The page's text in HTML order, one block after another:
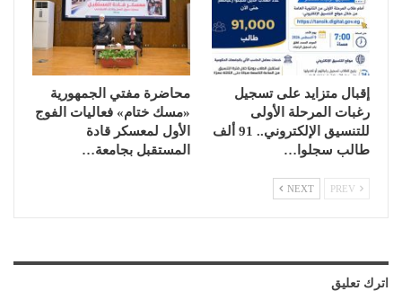
إقبال متزايد على تسجيل
رغبات المرحلة الأولى
للتنسيق الإلكتروني.. 91 ألف
طالب سجلوا…
محاضرة مفتي الجمهورية
«مسك ختام» فعاليات الفوج
الأول لمعسكر قادة
المستقبل بجامعة…
NEXT
اترك تعليق